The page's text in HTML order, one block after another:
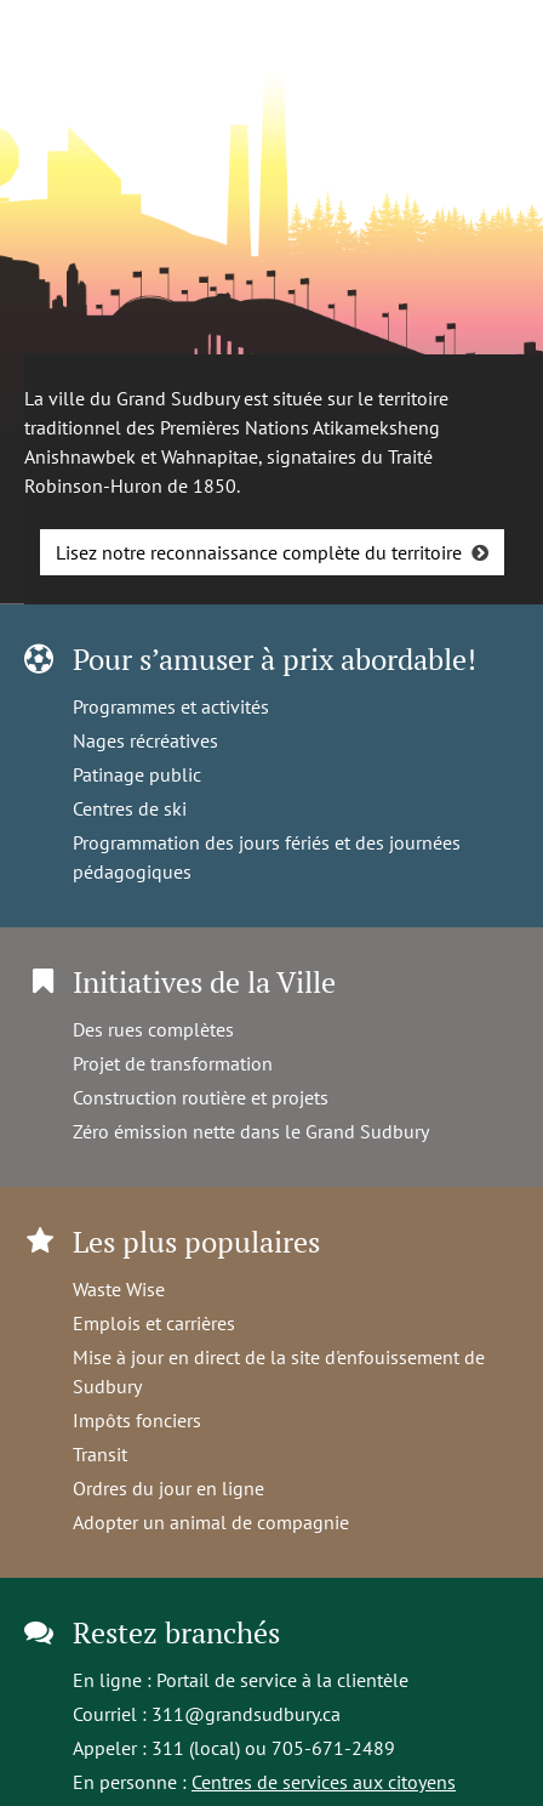
La ville du Grand Sudbury est située sur le territoire
traditionnel des Premières Nations Atikameksheng
Anishnawbek et Wahnapitae, signataires du Traité
Robinson-Huron de 1850.
Lisez notre reconnaissance complète du territoire
Pour s’amuser à prix abordable!
Programmes et activités
Nages récréatives
Patinage public
Centres de ski
Programmation des jours fériés et des journées
pédagogiques
Initiatives de la Ville
Des rues complètes
Projet de transformation
Construction routière et projets
Zéro émission nette dans le Grand Sudbury
Les plus populaires
Waste Wise
Emplois et carrières
Mise à jour en direct de la site d'enfouissement de
Sudbury
Impôts fonciers
Transit
Ordres du jour en ligne
Adopter un animal de compagnie
Restez branchés
En ligne : Portail de service à la clientèle
Courriel : 311@grandsudbury.ca
Appeler : 311 (local) ou 705-671-2489
En personne : Centres de services aux citoyens